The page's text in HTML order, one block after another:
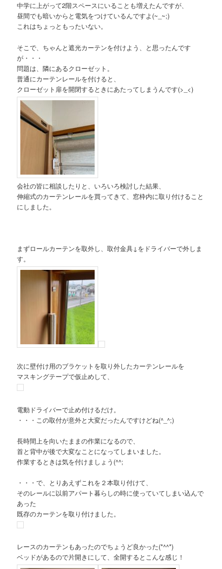
中学に上がって2階スペースにいることも増えたんですが、
昼間でも暗いからと電気をつけているんですよ(~_~;)
これはちょっともったいない。
そこで、ちゃんと遮光カーテンを付けよう、と思ったんです
が・・・
問題は、隣にあるクローゼット。
普通にカーテンレールを付けると、
クローゼット扉を開閉するときにあたってしまうんです(>_<)
会社の皆に相談したりと、いろいろ検討した結果、
伸縮式のカーテンレールを買ってきて、窓枠内に取り付けること
にしました。
まずロールカーテンを取外し、取付金具↓をドライバーで外しま
す。
次に壁付け用のブラケットを取り外したカーテンレールを
マスキングテープで仮止めして、
電動ドライバーで止め付けるだけ。
・・・この取付が意外と大変だったんですけどね(^_^;)
長時間上を向いたままの作業になるので、
首と背中が後で大変なことになってしまいました。
作業するときは気を付けましょう(^^;
・・・で、とりあえずこれを２本取り付けて、
そのレールに以前アパート暮らしの時に使っていてしまい込んで
あった
既存のカーテンを取り付けました。
レースのカーテンもあったのでちょうど良かった(*^^*)
ベッドがあるので片開きにして、全開するとこんな感じ！